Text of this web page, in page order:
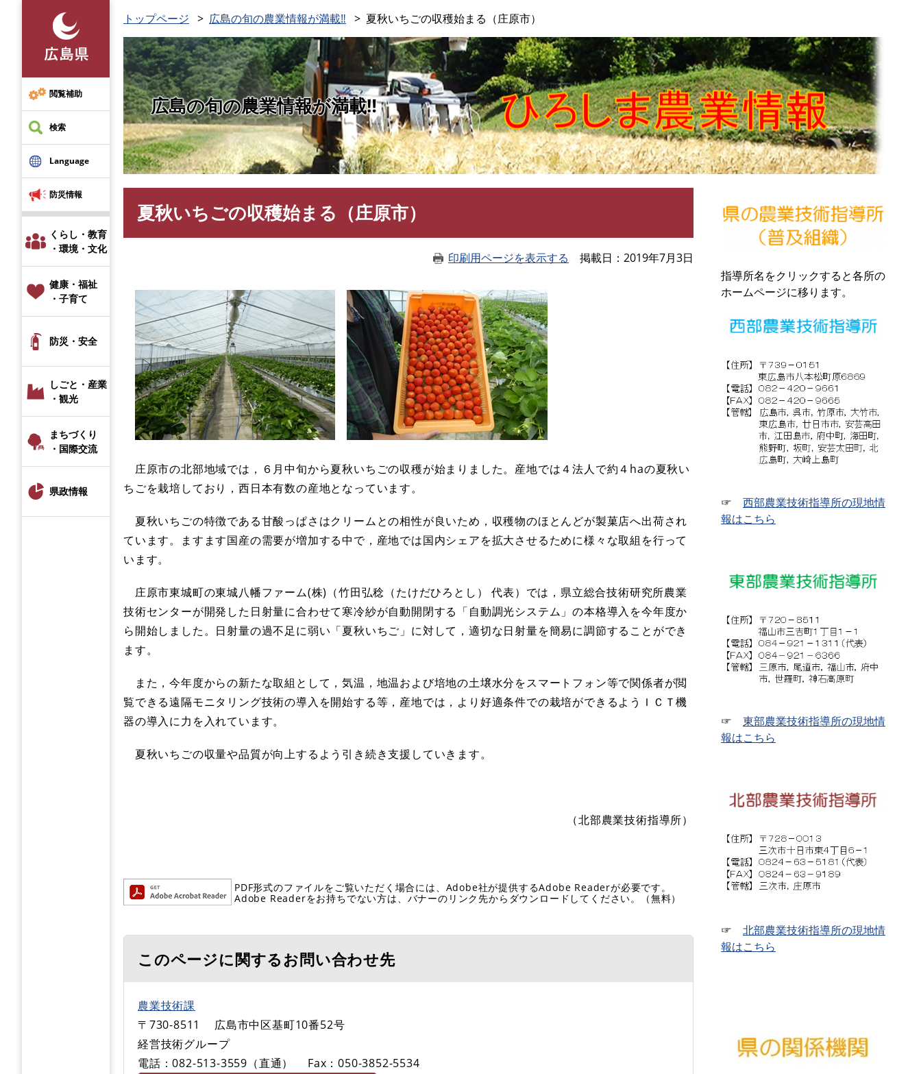
先
頭
で
す
閲覧補助
検索
Language
防災情報
くらし・教育
・環境・文化
健康・福祉
・子育て
防災・安全
しごと・産業
・観光
まちづくり
・国際交流
県政情報
トップページ 広島の旬の農業情報が満載‼ 夏秋いちごの収穫始まる（庄原市）
広島の旬の農業情報が満載‼
夏秋いちごの収穫始まる（庄原市）
印刷用ページを表示する 掲載日 2019年7月3日
庄原市の北部地域では，６月中旬から夏秋いちごの収穫が始まりました。産地では４法人で約４haの夏秋い
ちごを栽培しており，西日本有数の産地となっています。
夏秋いちごの特徴である甘酸っぱさはクリームとの相性が良いため，収穫物のほとんどが製菓店へ出荷され
ています。ますます国産の需要が増加する中で，産地では国内シェアを拡大させるために様々な取組を行って
います。
庄原市東城町の東城八幡ファーム(株)（竹田弘稔（たけだひろとし） 代表）では，県立総合技術研究所農業
技術センターが開発した日射量に合わせて寒冷紗が自動開閉する「自動調光システム」の本格導入を今年度か
ら開始しました。日射量の過不足に弱い「夏秋いちご」に対して，適切な日射量を簡易に調節することができ
ます。
また，今年度からの新たな取組として，気温，地温および培地の土壌水分をスマートフォン等で関係者が閲
覧できる遠隔モニタリング技術の導入を開始する等，産地では，より好適条件での栽培ができるようＩＣＴ機
器の導入に力を入れています。
夏秋いちごの収量や品質が向上するよう引き続き支援していきます。
（北部農業技術指導所）
PDF形式のファイルをご覧いただく場合には、Adobe社が提供するAdobe Readerが必要です。
Adobe Readerをお持ちでない方は、バナーのリンク先からダウンロードしてください。（無料）
このページに関するお問い合わせ先
農業技術課
〒730-8511
広島市中区基町10番52号
経営技術グループ
電話：082-513-3559（直通）
Fax：050-3852-5534
指導所名をクリックすると各所の
ホームページに移ります。
☞ 西部農業技術指導所の現地情
報はこちら
☞ 東部農業技術指導所の現地情
報はこちら
☞ 北部農業技術指導所の現地情
報はこちら